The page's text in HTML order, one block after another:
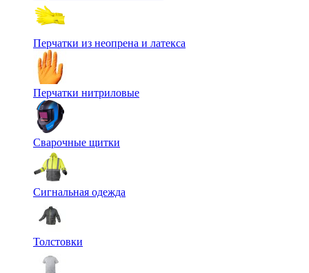
Перчатки из неопрена и латекса
Перчатки нитриловые
Сварочные щитки
Сигнальная одежда
Толстовки